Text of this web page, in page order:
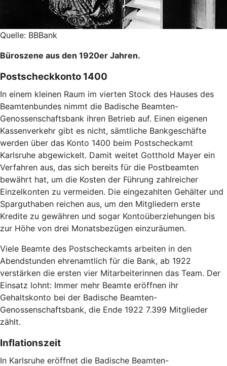
Quelle: BBBank
Büroszene aus den 1920er Jahren.
Postscheckkonto 1400
In einem kleinen Raum im vierten Stock des Hauses des
Beamtenbundes nimmt die Badische Beamten-
Genossenschaftsbank ihren Betrieb auf. Einen eigenen
Kassenverkehr gibt es nicht, sämtliche Bankgeschäfte
werden über das Konto 1400 beim Postscheckamt
Karlsruhe abgewickelt. Damit weitet Gotthold Mayer ein
Verfahren aus, das sich bereits für die Postbeamten
bewährt hat, um die Kosten der Führung zahlreicher
Einzelkonten zu vermeiden. Die eingezahlten Gehälter und
Sparguthaben reichen aus, um den Mitgliedern erste
Kredite zu gewähren und sogar Kontoüberziehungen bis
zur Höhe von drei Monatsbezügen einzuräumen.
Viele Beamte des Postscheckamts arbeiten in den
Abendstunden ehrenamtlich für die Bank, ab 1922
verstärken die ersten vier Mitarbeiterinnen das Team. Der
Einsatz lohnt: Immer mehr Beamte eröffnen ihr
Gehaltskonto bei der Badische Beamten-
Genossenschaftsbank, die Ende 1922 7.399 Mitglieder
zählt.
Inflationszeit
In Karlsruhe eröffnet die Badische Beamten-